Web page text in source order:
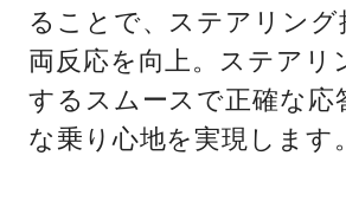
ることで、ステアリング
両反応を向上。ステアリ
するスムースで正確な応
な乗り心地を実現します。